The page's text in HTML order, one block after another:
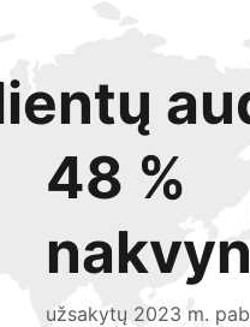
48 %
užsakytų 2023 m.